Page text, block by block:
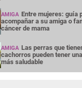
AMIGA Entre mujeres: guía
acompañar a su amiga o
cáncer de mama
AMIGA Las perras que
cachorros pueden tener
más saludable